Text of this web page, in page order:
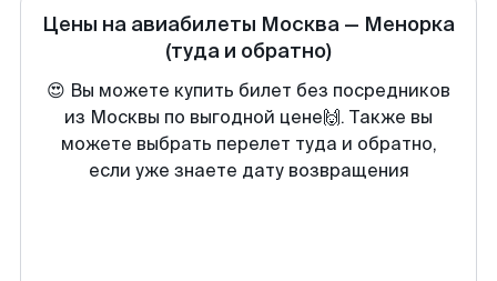
Цены на авиабилеты Москва — Менорка
(туда и обратно)
😍 Вы можете купить билет без посредников
из Москвы по выгодной цене🙌. Также вы
можете выбрать перелет туда и обратно,
если уже знаете дату возвращения